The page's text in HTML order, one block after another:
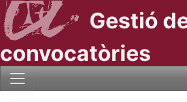
Gestió
convocatòries